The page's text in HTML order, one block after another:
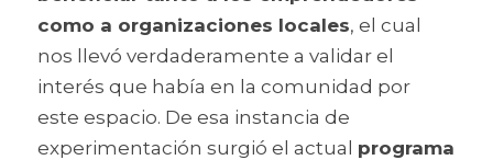
como a organizaciones locales, el cual
nos llevó verdaderamente a validar el
interés que había en la comunidad por
este espacio. De esa instancia de
experimentación surgió el actual programa